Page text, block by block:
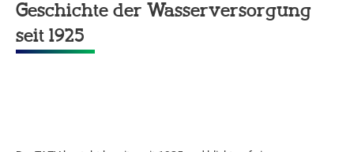
Geschichte der Wasserversorgung
seit 1925